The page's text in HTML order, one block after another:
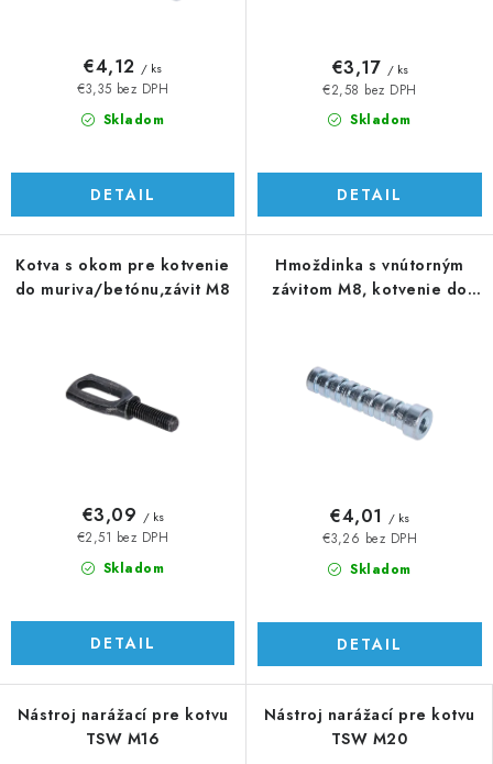
Skladom
€3,35 bez DPH
€4,12 / ks
DETAIL
Skladom
€2,58 bez DPH
€3,17 / ks
DETAIL
Kotva s okom pre kotvenie
do muriva/betónu,závit M8
Skladom
€2,51 bez DPH
€3,09 / ks
DETAIL
Hmoždinka s vnútorným
závitom M8, kotvenie do
Skladom
€3,26 bez DPH
€4,01 / ks
DETAIL
Nástroj narážací pre kotvu
TSW M16
Nástroj narážací pre kotvu
TSW M20